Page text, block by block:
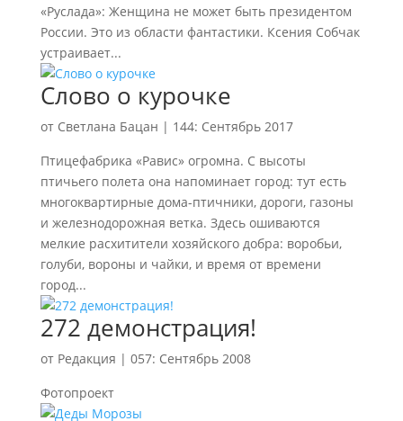
«Руслада»: Женщина не может быть президентом
России. Это из области фантастики. Ксения Собчак
устраивает...
Слово о курочке
от Светлана Бацан | 144: Сентябрь 2017
Птицефабрика «Равис» огромна. С высоты
птичьего полета она напоминает город: тут есть
многоквартирные дома-птичники, дороги, газоны
и железнодорожная ветка. Здесь ошиваются
мелкие расхитители хозяйского добра: воробьи,
голуби, вороны и чайки, и время от времени
город...
272 демонстрация!
от Редакция | 057: Сентябрь 2008
Фотопроект